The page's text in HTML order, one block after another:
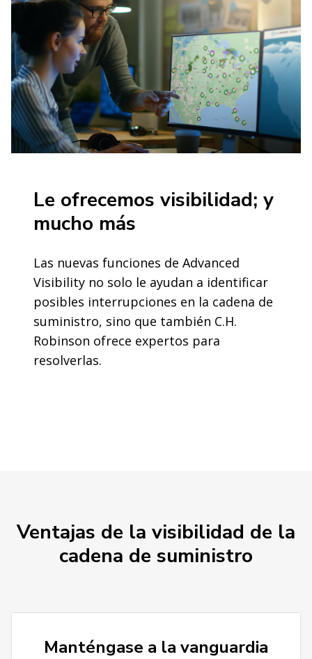
Le ofrecemos visibilidad; y
mucho más
Las nuevas funciones de Advanced
Visibility no solo le ayudan a identificar
posibles interrupciones en la cadena de
suministro, sino que también C.H.
Robinson ofrece expertos para
resolverlas.
Ventajas de la visibilidad de la
cadena de suministro
Manténgase a la vanguardia